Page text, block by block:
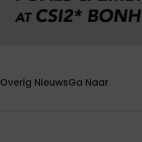
Overig NieuwsGa Naar